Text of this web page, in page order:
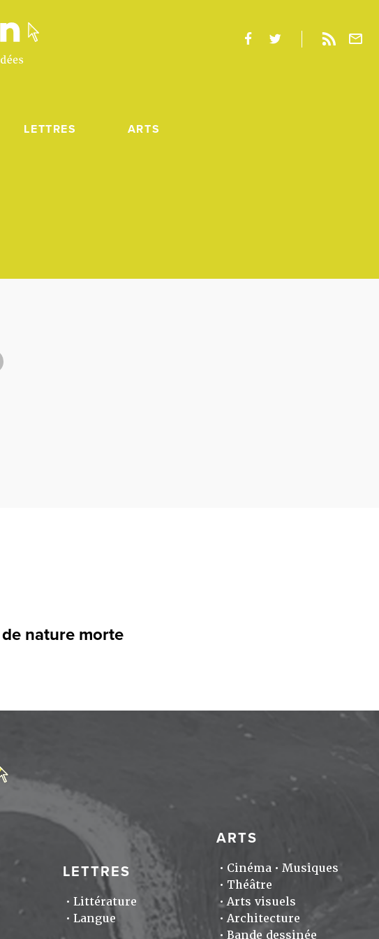
LETTRES ARTS
nature morte
LETTRES
Littérature
Langue
ARTS
Cinéma
Musiques
Théâtre
Arts visuels
Architecture
Bande dessinée